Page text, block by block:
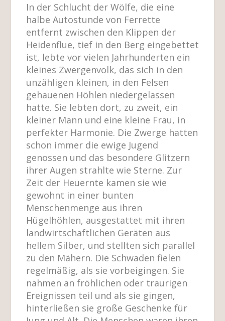
In der Schlucht der Wölfe, die eine
halbe Autostunde von Ferrette
entfernt zwischen den Klippen der
Heidenflue, tief in den Berg eingebettet
ist, lebte vor vielen Jahrhunderten ein
kleines Zwergenvolk, das sich in den
unzähligen kleinen, in den Felsen
gehauenen Höhlen niedergelassen
hatte. Sie lebten dort, zu zweit, ein
kleiner Mann und eine kleine Frau, in
perfekter Harmonie. Die Zwerge hatten
schon immer die ewige Jugend
genossen und das besondere Glitzern
ihrer Augen strahlte wie Sterne. Zur
Zeit der Heuernte kamen sie wie
gewohnt in einer bunten
Menschenmenge aus ihren
Hügelhöhlen, ausgestattet mit ihren
landwirtschaftlichen Geräten aus
hellem Silber, und stellten sich parallel
zu den Mähern. Die Schwaden fielen
regelmäßig, als sie vorbeigingen. Sie
nahmen an fröhlichen oder traurigen
Ereignissen teil und als sie gingen,
hinterließen sie große Geschenke für